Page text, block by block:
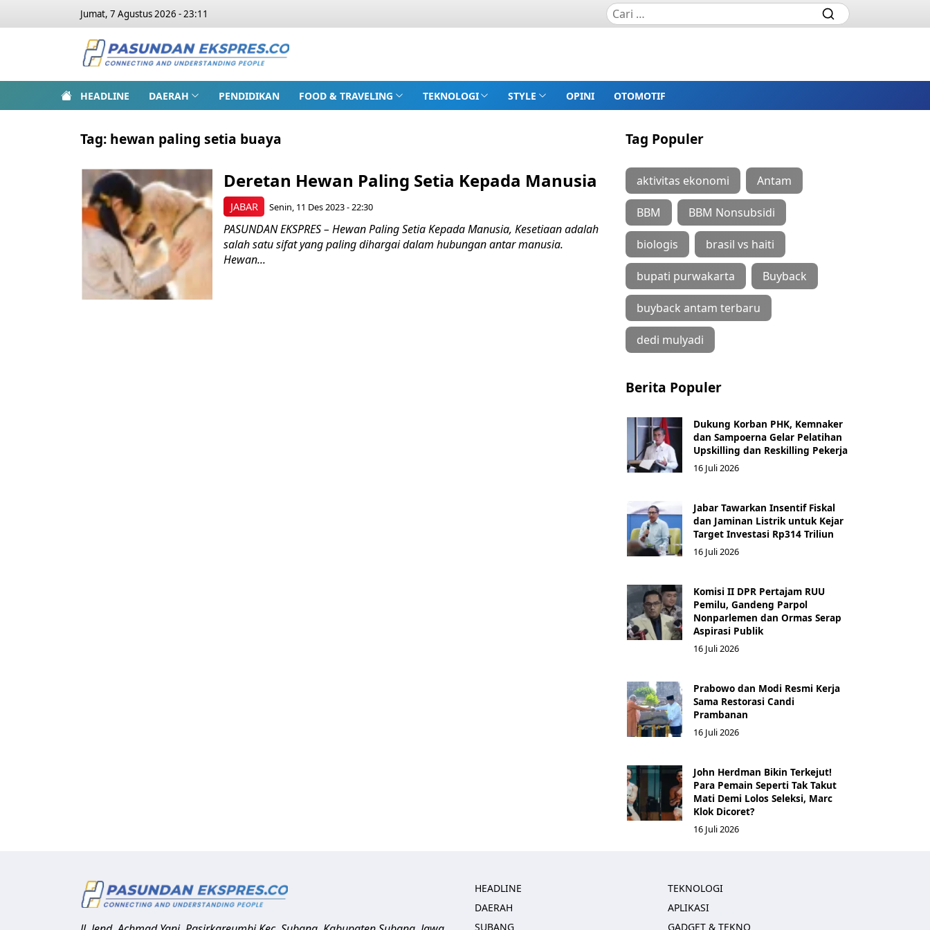
Jumat, 7 Agustus 2026 - 23:11
HEADLINE DAERAH PENDIDIKAN FOOD & TRAVELING TEKNOLOGI STYLE OPINI OTOMOTIF
Tag: hewan paling setia buaya
JABAR
Deretan Hewan Paling Setia Kepada Manusia
Senin, 11 Des 2023 - 22:30
PASUNDAN EKSPRES – Hewan Paling Setia Kepada Manusia, Kesetiaan adalah
salah satu sifat yang paling dihargai dalam hubungan antar manusia.
Hewan...
Tag Populer
aktivitas ekonomi Antam
BBM BBM Nonsubsidi
biologis brasil vs haiti
bupati purwakarta Buyback
buyback antam terbaru
dedi mulyadi
Berita Populer
Dukung Korban PHK, Kemnaker
dan Sampoerna Gelar Pelatihan
Upskilling dan Reskilling Pekerja
16 Juli 2026
Jabar Tawarkan Insentif Fiskal
dan Jaminan Listrik untuk Kejar
Target Investasi Rp314 Triliun
16 Juli 2026
Komisi II DPR Pertajam RUU
Pemilu, Gandeng Parpol
Nonparlemen dan Ormas Serap
Aspirasi Publik
16 Juli 2026
Prabowo dan Modi Resmi Kerja
Sama Restorasi Candi
Prambanan
16 Juli 2026
John Herdman Bikin Terkejut!
Para Pemain Seperti Tak Takut
Mati Demi Lolos Seleksi, Marc
Klok Dicoret?
16 Juli 2026
HEADLINE
DAERAH
SUBANG
TEKNOLOGI
APLIKASI
GADGET & TEKNO